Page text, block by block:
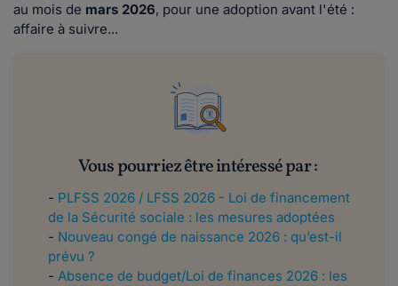
au mois de mars 2026, pour une adoption avant l'été :
affaire à suivre...
Vous pourriez être intéressé par :
- PLFSS 2026 / LFSS 2026 - Loi de financement
de la Sécurité sociale : les mesures adoptées
- Nouveau congé de naissance 2026 : qu’est-il
prévu ?
- Absence de budget/Loi de finances 2026 : les